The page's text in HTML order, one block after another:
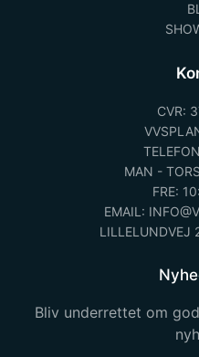
CVR:
MAN -
FRE:
EMAIL:
LILLELUNDVEJ
Bliv underrettet om